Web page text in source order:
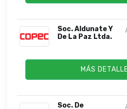
Soc. Aldunate Y
De La Paz Ltda.
MÁS
Soc. De